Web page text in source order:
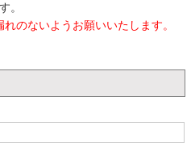
す。
のないようお願いいたします。